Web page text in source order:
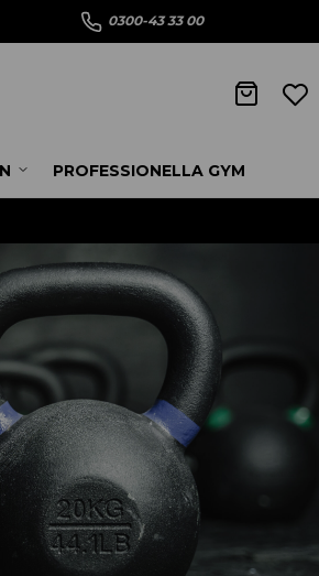
0300-43 33 00
PROFESSIONELLA GYM